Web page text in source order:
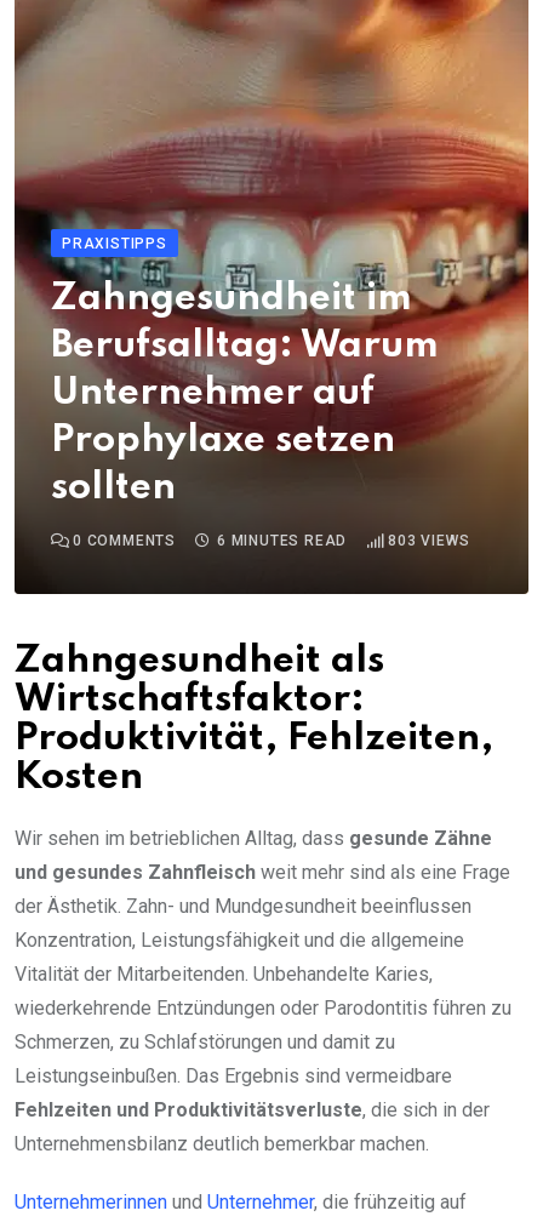
PRAXISTIPPS
Zahngesundheit im
Berufsalltag: Warum
Unternehmer auf
Prophylaxe setzen
sollten
0 COMMENTS 6 MINUTES READ 803 VIEWS
Zahngesundheit als
Wirtschaftsfaktor:
Produktivität, Fehlzeiten,
Kosten
Wir sehen im betrieblichen Alltag, dass gesunde Zähne
und gesundes Zahnfleisch weit mehr sind als eine Frage
der Ästhetik. Zahn- und Mundgesundheit beeinflussen
Konzentration, Leistungsfähigkeit und die allgemeine
Vitalität der Mitarbeitenden. Unbehandelte Karies,
wiederkehrende Entzündungen oder Parodontitis führen zu
Schmerzen, zu Schlafstörungen und damit zu
Leistungseinbußen. Das Ergebnis sind vermeidbare
Fehlzeiten und Produktivitätsverluste, die sich in der
Unternehmensbilanz deutlich bemerkbar machen.
Unternehmerinnen und Unternehmer, die frühzeitig auf